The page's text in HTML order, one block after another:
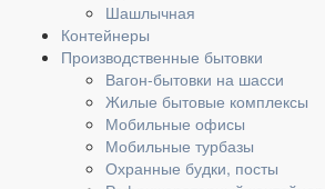
Шашлычная
Контейнеры
Производственные бытовки
Вагон-бытовки на шасси
Жилые бытовые комплексы
Мобильные офисы
Мобильные турбазы
Охранные будки, посты